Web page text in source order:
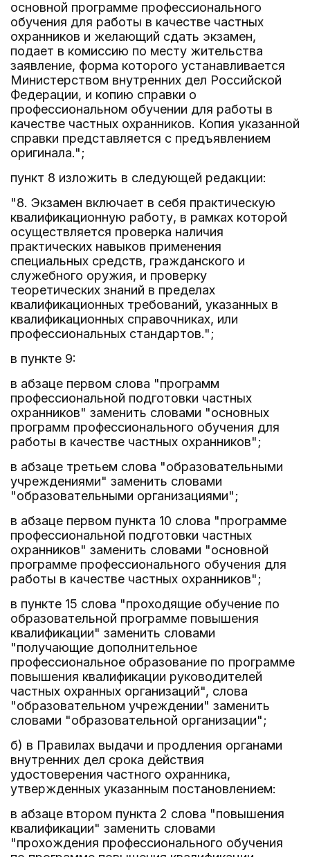
основной программе профессионального
обучения для работы в качестве частных
охранников и желающий сдать экзамен,
подает в комиссию по месту жительства
заявление, форма которого устанавливается
Министерством внутренних дел Российской
Федерации, и копию справки о
профессиональном обучении для работы в
качестве частных охранников. Копия указанной
справки представляется с предъявлением
оригинала.";
пункт 8 изложить в следующей редакции:
"8. Экзамен включает в себя практическую
квалификационную работу, в рамках которой
осуществляется проверка наличия
практических навыков применения
специальных средств, гражданского и
служебного оружия, и проверку
теоретических знаний в пределах
квалификационных требований, указанных в
квалификационных справочниках, или
профессиональных стандартов.";
в пункте 9:
в абзаце первом слова "программ
профессиональной подготовки частных
охранников" заменить словами "основных
программ профессионального обучения для
работы в качестве частных охранников";
в абзаце третьем слова "образовательными
учреждениями" заменить словами
"образовательными организациями";
в абзаце первом пункта 10 слова "программе
профессиональной подготовки частных
охранников" заменить словами "основной
программе профессионального обучения для
работы в качестве частных охранников";
в пункте 15 слова "проходящие обучение по
образовательной программе повышения
квалификации" заменить словами
"получающие дополнительное
профессиональное образование по программе
повышения квалификации руководителей
частных охранных организаций", слова
"образовательном учреждении" заменить
словами "образовательной организации";
б) в Правилах выдачи и продления органами
внутренних дел срока действия
удостоверения частного охранника,
утвержденных указанным постановлением:
в абзаце втором пункта 2 слова "повышения
квалификации" заменить словами
"прохождения профессионального обучения